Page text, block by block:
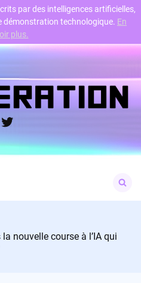
Twitter
for:
nouvelle course à l’IA qui
par des intelligences artificielles,
démonstration technologique. En
plus.